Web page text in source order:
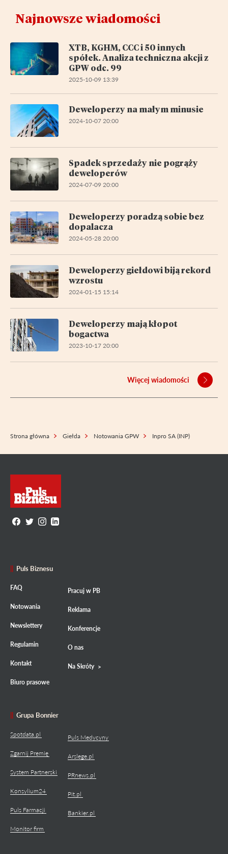
Najnowsze wiadomości
XTB, KGHM, CCC i 50 innych
spółek. Analiza techniczna akcji z
GPW odc. 99
2025-10-09 13:39
Deweloperzy na małym minusie
2024-10-07 20:00
Spadek sprzedaży nie pogrąży
deweloperów
2024-07-09 20:00
Deweloperzy poradzą sobie bez
dopalacza
2024-05-28 20:00
Deweloperzy giełdowi biją rekord
wzrostu
2024-01-15 15:14
Deweloperzy mają kłopot
bogactwa
2023-10-17 20:00
Więcej wiadomości
Strona główna Giełda Notowania GPW Inpro SA (INP)
Puls Biznesu
FAQ
Notowania
Newslettery
Regulamin
Kontakt
Biuro prasowe
Pracuj w PB
Reklama
Konferencje
O nas
Na Skróty
Grupa Bonnier
Spotdata.pl
Zgarnij Premię
System Partnerski
Konsylium24
Puls Farmacji
Monitor firm
Puls Medycyny
Arslege.pl
PRnews.pl
Pit.pl
Bankier.pl